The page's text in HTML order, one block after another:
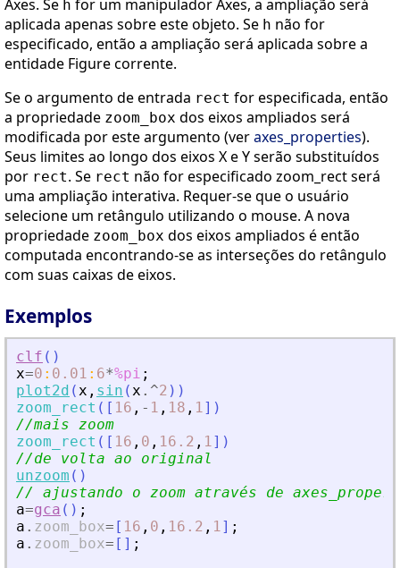
Axes. Se h for um manipulador Axes, a ampliação será
aplicada apenas sobre este objeto. Se h não for
especificado, então a ampliação será aplicada sobre a
entidade Figure corrente.
Se o argumento de entrada rect for especificada, então
a propriedade zoom_box dos eixos ampliados será
modificada por este argumento (veraxes_properties).
Seus limites ao longo dos eixos X e Y serão substituídos
por rect. Se rect não for especificado zoom_rect será
uma ampliação interativa. Requer-se que o usuário
selecione um retângulo utilizando o mouse. A nova
propriedade zoom_box dos eixos ampliados é então
computada encontrando-se as interseções do retângulo
com suas caixas de eixos.
Exemplos
clf ( )
x=0 : 0.01 : 6*%pi ;
plot2d (x , sin (x .^2 ) )
zoom_rect ( [ 16 , - 1 , 18 , 1] )
//mais zoom
zoom_rect ( [ 16 , 0 , 16.2 , 1] )
//de volta ao original
unzoom ( )
// ajustando o zoom através de
a=gca ( ) ;
a . zoom_box= [ 16 , 0 , 16.2 , 1] ;
a . zoom_box= [ ] ;